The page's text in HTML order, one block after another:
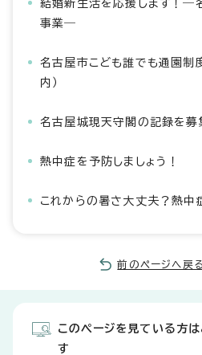
結婚新生活を応援します！―
事業―
名古屋市こども誰でも通園制
内）
名古屋城現天守閣の記録を募
熱中症を予防しましょう！
これからの暑さ大丈夫？熱中
前のページへ戻る
このページを見ている方
す